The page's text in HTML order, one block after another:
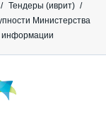
Тендеры (иврит)
Министерства
информации